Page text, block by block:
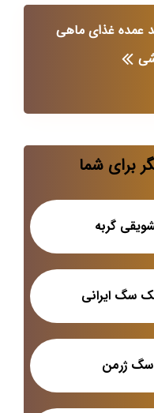
عمده غذای ماهی
برای شما
گربه
سگ ایرانی
ژرمن